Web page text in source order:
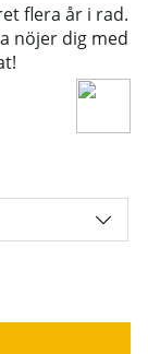
flera år i rad.
nöjer dig med